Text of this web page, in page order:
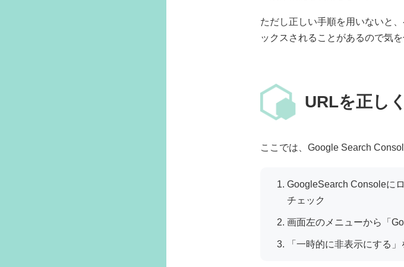
ただし正しい手順を用いないと
ックスされることがあるので気を
URLを正し
ここでは、Google Search
GoogleSearch Consoleに
チェック
画面左のメニューから「
「一時的に非表示にする